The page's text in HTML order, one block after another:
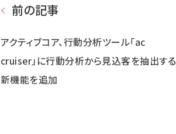
前の記事
アクティブコア、行動分析ツール「ac
cruiser」に行動分析から見込客を抽出する
新機能を追加